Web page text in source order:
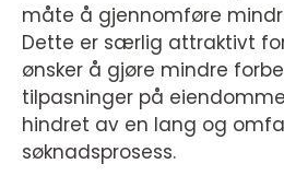
måte å gjennomføre
Dette er særlig attraktivt
ønsker å gjøre mindre
tilpasninger på
hindret av en lang og
søknadsprosess.